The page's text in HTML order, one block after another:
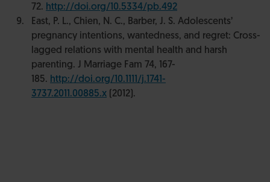
72. http://doi.org/10.5334/pb.492
East, P. L., Chien, N. C., Barber, J. S. Adolescents’
pregnancy intentions, wantedness, and regret: Cross-
lagged relations with mental health and harsh
parenting. J Marriage Fam 74, 167-
185. http://doi.org/10.1111/j.1741-
3737.2011.00885.x (2012).